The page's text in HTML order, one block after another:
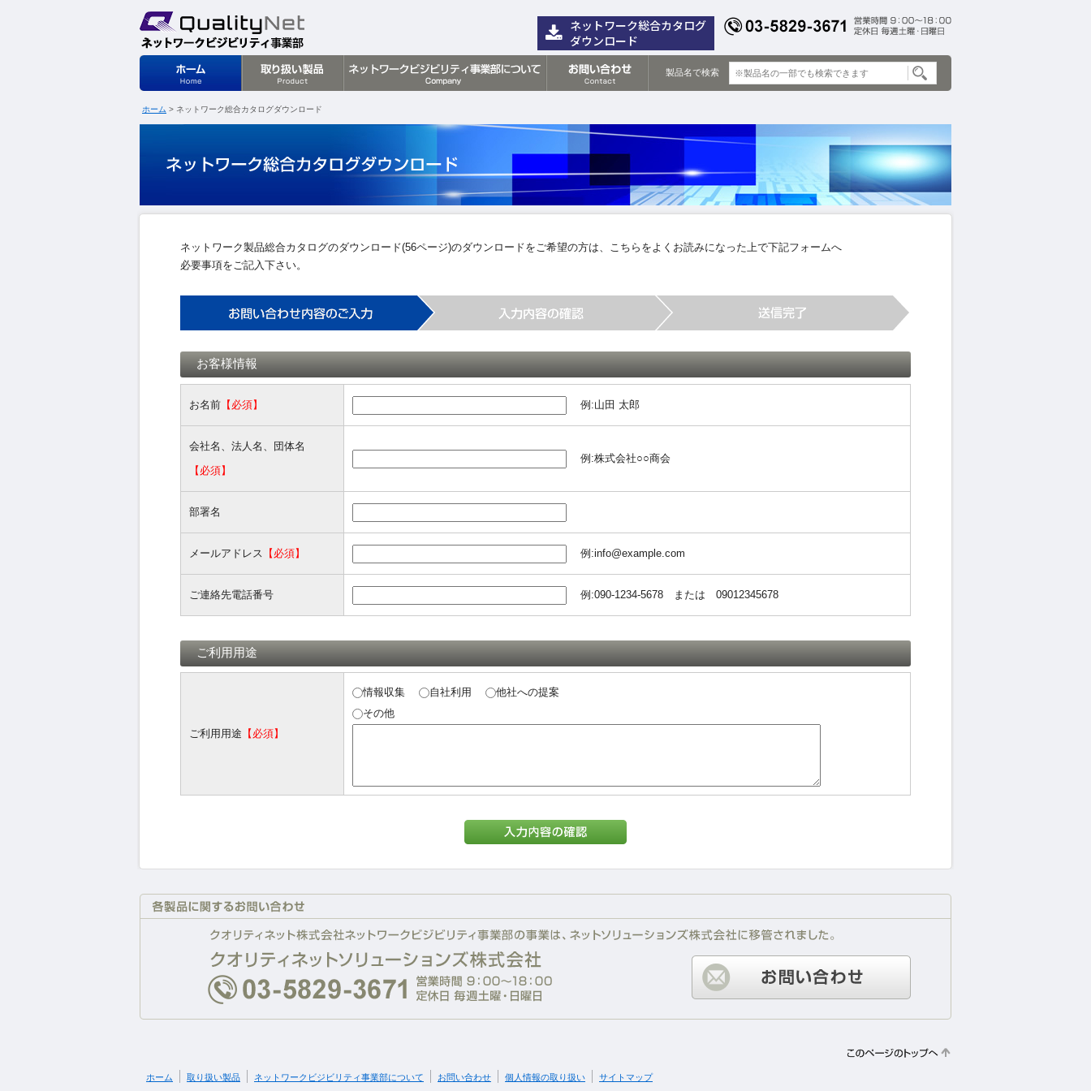
ネットワーク総合カタログ
ダウンロード
製品名で検索
ホーム > ネットワーク総合カタログダウンロード
ネットワーク製品総合カタログのダウンロード(56ページ)のダウンロードをご希望の方は、こちらをよくお読みになった上で下記フォームへ
必要事項をご記入下さい。
お客様情報
お名前 【必須】 例:山田 太郎
会社名、法人名、団体名
【必須】
例:株式会社○○商会
部署名
メールアドレス 【必須】 例:info@example.com
ご連絡先電話番号 例:090-1234-5678 または 09012345678
ご利用用途
ご利用用途 【必須】
情報収集 自社利用
他社への提案
その他
ホーム 取り扱い製品 ネットワークビジビリティ事業部について お問い合わせ 個人情報の取り扱い サイトマップ